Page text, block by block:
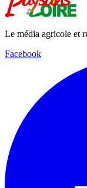
Le média agricole et
Facebook